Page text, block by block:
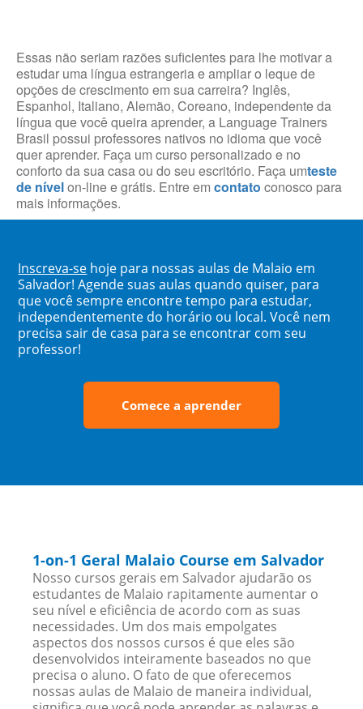
Essas não seriam razões suficientes para lhe motivar a
estudar uma língua estrangeria e ampliar o leque de
opções de crescimento em sua carreira? Inglês,
Espanhol, Italiano, Alemão, Coreano, independente da
língua que você queira aprender, a Language Trainers
Brasil possui professores nativos no idioma que você
quer aprender. Faça um curso personalizado e no
conforto da sua casa ou do seu escritório. Faça umteste
de nívelon-line e grátis. Entre em contato conosco para
mais informações.
Inscreva-se hoje para nossas aulas de Malaio em
Salvador! Agende suas aulas quando quiser, para
que você sempre encontre tempo para estudar,
independentemente do horário ou local. Você nem
precisa sair de casa para se encontrar com seu
professor!
Comece a aprender
1-on-1 Geral Malaio Course em Salvador
Nosso cursos gerais em Salvador ajudarão os
estudantes de Malaio rapitamente aumentar o
seu nível e eficiência de acordo com as suas
necessidades. Um dos mais empolgates
aspectos dos nossos cursos é que eles são
desenvolvidos inteiramente baseados no que
precisa o aluno. O fato de que oferecemos
nossas aulas de Malaio de maneira individual,